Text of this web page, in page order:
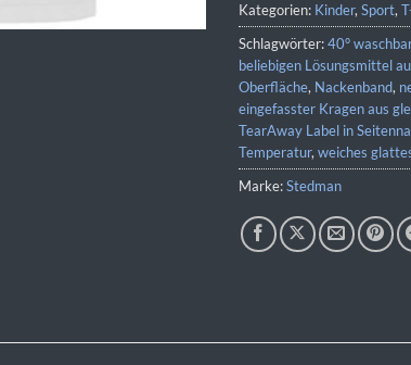
Kategorien: Kinder,Sport,
Schlagwörter:40° waschbar
beliebigen Lösungsmittel
Oberfläche, Nackenband,
eingefasster Kragen aus
TearAway Label in
Temperatur,weiches
Marke:Stedman